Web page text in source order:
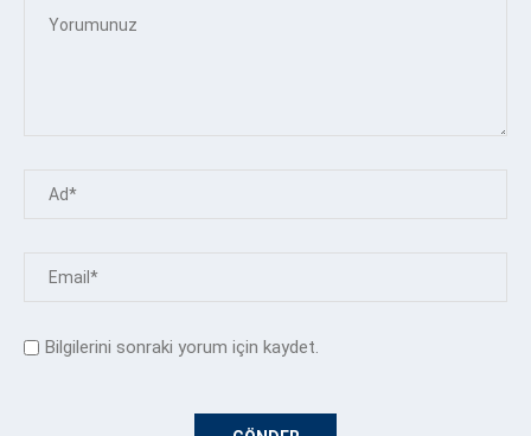
Bilgilerini sonraki yorum için kaydet.